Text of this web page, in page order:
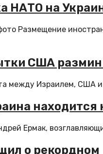
НАТО на
Размещение
США
между Израилем, США и
находится
Ермак,
о рекордном